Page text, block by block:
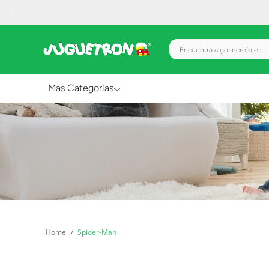
Encuentra algo
Mas Categorías
Al Aire Libre
Creatividad y Arte
Gadgets y Electrónicos
Spider-Man